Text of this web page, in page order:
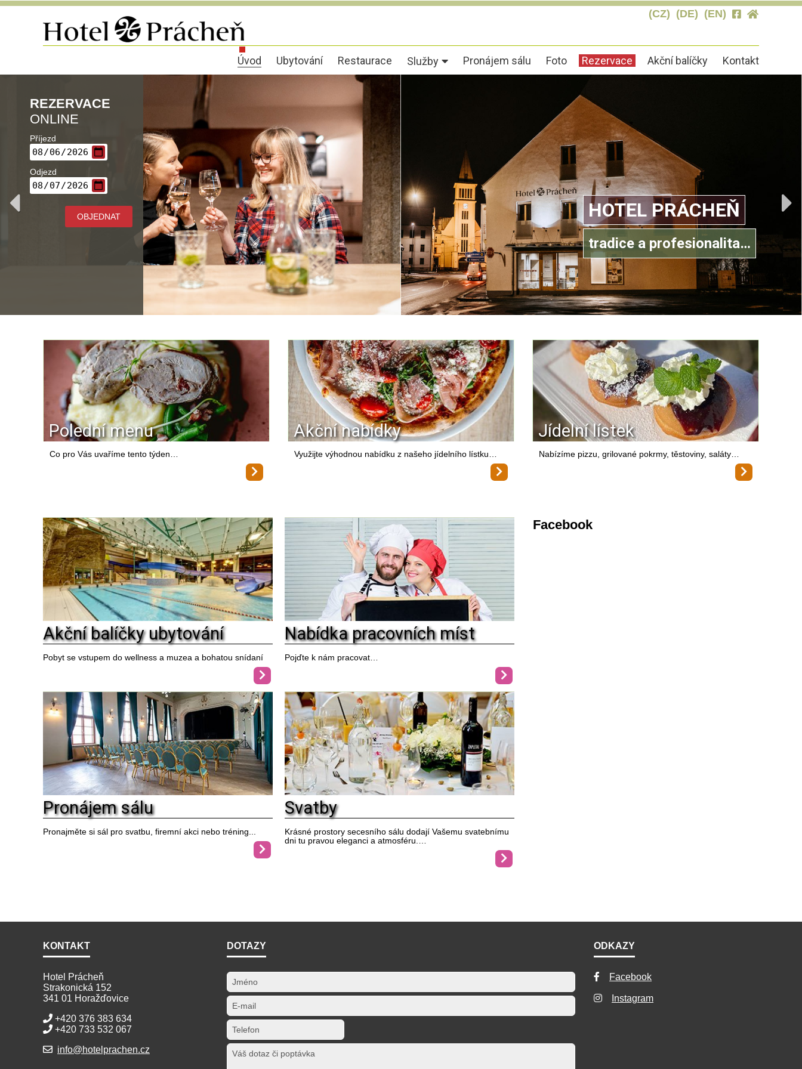
(CZ) (DE) (EN)
Úvod Ubytování Restaurace Služby Pronájem sálu Foto Rezervace Akční balíčky Kontakt
REZERVACE
ONLINE
Příjezd
Odjezd
OBJEDNAT HOTEL PRÁCHEŇ
tradice a profesionalita…
SECESNÍ SÁL
oslavy, svatby, kulturní akce…
PŘIJEĎTE A OCHUTNEJTE
naše speciality…
POHODLNÉ UBYTOVÁNÍ
moderně vybavené pokoje…
VYNIKAJÍCÍ GASTRONOMIE
vyhlášená kuchyně…
Polední menu
Co pro Vás uvaříme tento týden…
Akční nabídky
Využijte výhodnou nabídku z našeho jídelního lístku…
Jídelní lístek
Nabízíme pizzu, grilované pokrmy, těstoviny, saláty…
Akční balíčky ubytování
Pobyt se vstupem do wellness a muzea a bohatou snídaní
Nabídka pracovních míst
Pojďte k nám pracovat…
Pronájem sálu
Pronajměte si sál pro svatbu, firemní akci nebo tréning...
Svatby
Krásné prostory secesního sálu dodají Vašemu svatebnímu
dni tu pravou eleganci a atmosféru.…
Facebook
KONTAKT
Hotel Prácheň
Strakonická 152
341 01 Horažďovice
+420 376 383 634
+420 733 532 067
info@hotelprachen.cz
DOTAZY ODKAZY
Facebook
Instagram